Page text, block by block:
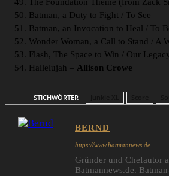
The Foundation Theme (from Zack
Batman, a Duty to Fight / To See
Batman, an Invocation to Heal / To
Wonder Woman, a Call to Stand / A
Flash, The Space to Win / Our
Hallelujah – Allison Crowe
STICHWÖRTER
BERND
https://www.batmannews.de
Gründer und Chefautor
Batmannews.de.